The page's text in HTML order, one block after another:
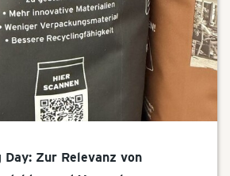
Day: Zur Relevanz von